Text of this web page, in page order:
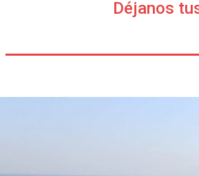
Déjanos